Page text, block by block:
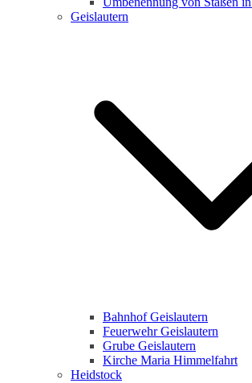
Geislautern
Bahnhof Geislautern
Feuerwehr Geislautern
Grube Geislautern
Kirche Maria Himmelfahrt
Heidstock